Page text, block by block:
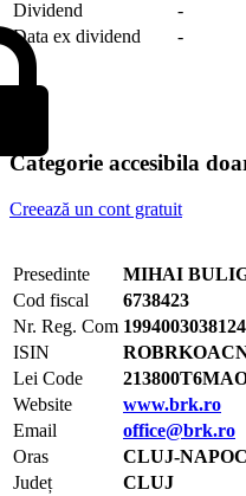
Dividend
-
Data ex dividend
-
Categorie accesibila
Creează un cont gratuit
Presedinte
MIHAI
Cod fiscal
6738423
Nr. Reg. Com 1994003038124
ISIN
Lei Code
Website
www.brk.ro
Email
office@brk.ro
Oras
CLUJ-
Județ
CLUJ